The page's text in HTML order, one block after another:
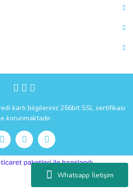
Whatsapp İletişim
kartı bilgileriniz 256bit SSL sertifikası
korunmaktadır.
e-
ticaret
paketleri
ile
hazırlandı.